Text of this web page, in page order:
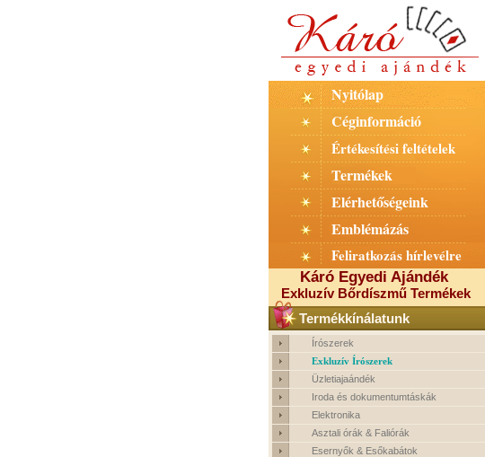
Nyitólap
Céginformáció
Értékesítési feltételek
Termékek
Elérhetőségeink
Emblémázás
Feliratkozás hírlevélre
Káró Egyedi Ajándék
Exkluzív Bőrdíszmű Termékek
Termékkínálatunk
Írószerek
Exkluzív Írószerek
Üzletiajaándék
Iroda és dokumentumtáskák
Elektronika
Asztali órák & Faliórák
Esernyők & Esőkabátok